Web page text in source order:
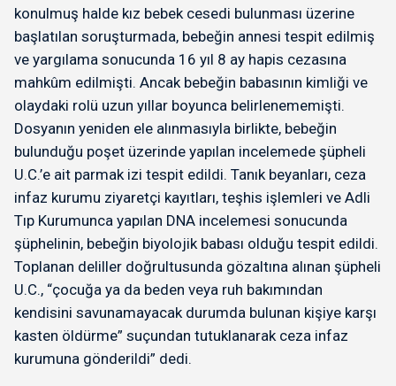
konulmuş halde kız bebek cesedi bulunması üzerine
başlatılan soruşturmada, bebeğin annesi tespit edilmiş
ve yargılama sonucunda 16 yıl 8 ay hapis cezasına
mahkûm edilmişti. Ancak bebeğin babasının kimliği ve
olaydaki rolü uzun yıllar boyunca belirlenememişti.
Dosyanın yeniden ele alınmasıyla birlikte, bebeğin
bulunduğu poşet üzerinde yapılan incelemede şüpheli
U.C.’e ait parmak izi tespit edildi. Tanık beyanları, ceza
infaz kurumu ziyaretçi kayıtları, teşhis işlemleri ve Adli
Tıp Kurumunca yapılan DNA incelemesi sonucunda
şüphelinin, bebeğin biyolojik babası olduğu tespit edildi.
Toplanan deliller doğrultusunda gözaltına alınan şüpheli
U.C., “çocuğa ya da beden veya ruh bakımından
kendisini savunamayacak durumda bulunan kişiye karşı
kasten öldürme” suçundan tutuklanarak ceza infaz
kurumuna gönderildi” dedi.